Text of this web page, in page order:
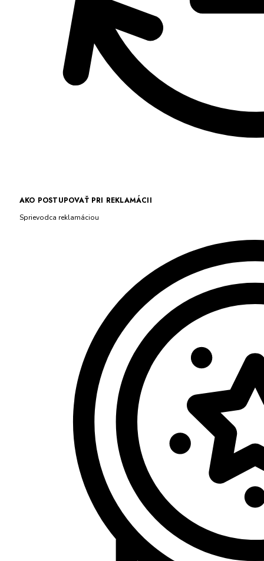
AKO POSTUPOVAŤ PRI REKLAMÁCII
Sprievodca reklamáciou